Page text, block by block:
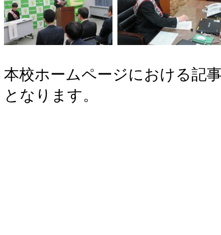
本校ホームページにおける記
となります。